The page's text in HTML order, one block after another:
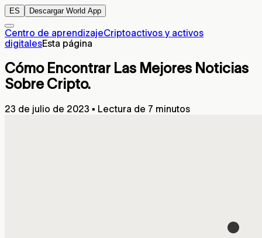
ES Descargar World App
Centro de aprendizajeCriptoactivos y activos
digitalesEsta página
Cómo Encontrar Las Mejores Noticias
Sobre Cripto.
23 de julio de 2023 ▪ Lectura de 7 minutos